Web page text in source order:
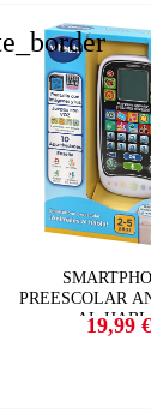
PREESCOLAR
AL
Precio
19,99 €
DESEOS